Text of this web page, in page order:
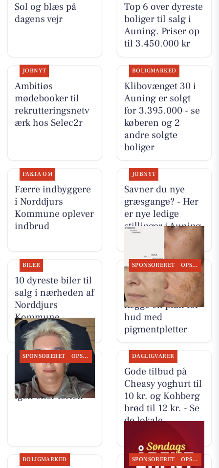
Sol og blæs på
dagens vejr
Top 6 over dyreste
boliger til salg i
Auning. Priser op
til 3.450.000 kr
JOBNYT
Ambitiøs
mødebooker til
rekrutteringsnetv
ærk hos Selec2r
BOLIGMARKED
Klibovænget 30 i
Auning er solgt
for 3.395.000 - se
køberen og 2
andre solgte
boliger
FAKTA OM
Færre indbyggere
i Norddjurs
Kommune oplever
indbrud
JOBNYT
Savner du nye
græsgange? - Her
er nye ledige
stillinger i Auning
og omegn
BILER
10 dyreste biler til
salg i nærheden af
Norddjurs
Kommune
SPONSORERET OPSLAGSTAVLEN
Skin By Vitting
inviterer til at
lægge en plan for
hud med
pigmentpletter
SPONSORERET OPSLAGSTAVLEN
Skin By Vitting
tager imod kunder
igen efter ferien
DAGLIGVARER
Gode tilbud på
Cheasy yoghurt til
10 kr. og Kohberg
brød til 12 kr. - Se
de lokale
BOLIGMARKED SPONSORERET OPSLAGSTAVLEN